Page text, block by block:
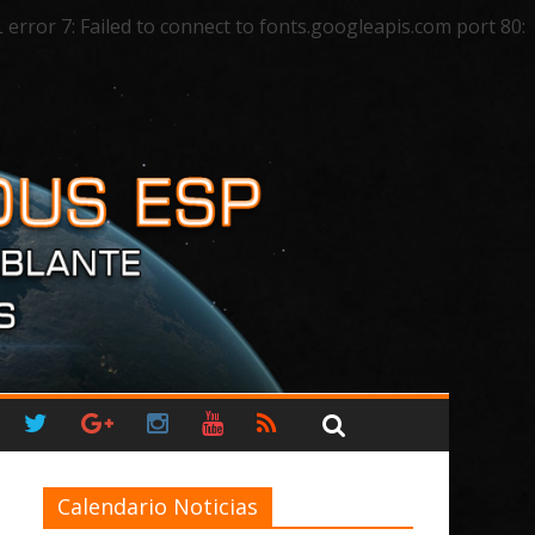
7: Failed to connect to fonts.googleapis.com port 80:
Calendario Noticias